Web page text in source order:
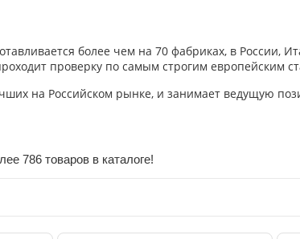
более чем на 70 фабриках, в России,
проверку по самым строгим европейским
на Российском рынке, и занимает ведущую
786 товаров в каталоге!